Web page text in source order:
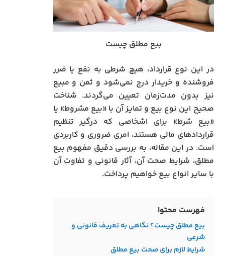
بیع مطلق چیست
در این نوع قرارداد، هیچ شرطی به نفع یا ضرر
فروشنده و خریدار درج نمی‌شود و ثمن و مبیع
نیز بدون مدت‌زمان تعیین می‌گردند. شناخت
صحیح این نوع بیع و تمایز آن با «بیع مشروط» یا
«بیع شرط» برای اشخاصی که درگیر تنظیم
قراردادهای مالی هستند، امری ضروری و کاربردی
است. در این مقاله، به بررسی دقیق مفهوم بیع
مطلق، شرایط صحت آن، آثار قانونی و تفاوت آن
با سایر انواع بیع خواهیم پرداخت.
فهرست محتوا
بیع مطلق چیست؟ نگاهی به تعریف قانونی و
شرعی
شرایط لازم برای صحت بیع مطلق